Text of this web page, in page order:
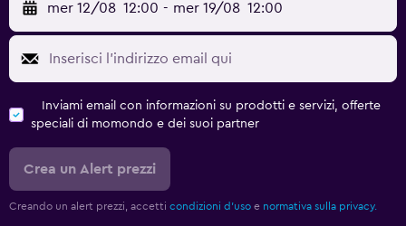
mer 12/08 12:00 - mer 19/08 12:00
Inviami email con informazioni su prodotti e servizi, offerte
speciali di momondo e dei suoi partner
Crea un Alert prezzi
Creando un alert prezzi, accetti condizioni d'uso e normativa sulla privacy.